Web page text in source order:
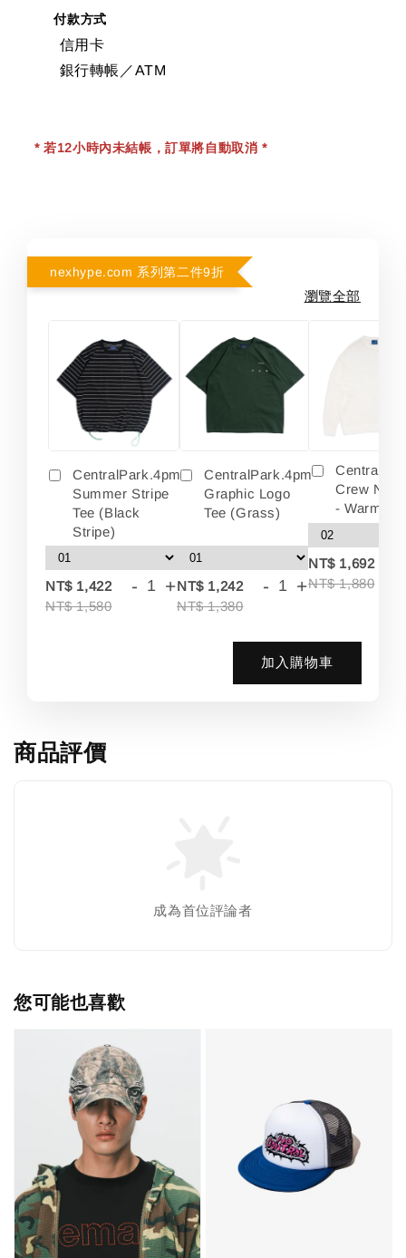
付款方式
信用卡
銀行轉帳／ATM
* 若12小時內未結帳，訂單將自動取消 *
nexhype.com 系列第二件9折
瀏覽全部
CentralPark.4pm
Summer Stripe
Tee (Black
Stripe)
NT$ 1,422
NT$ 1,580
- +
CentralPark.4pm
Graphic Logo
Tee (Grass)
NT$ 1,242
NT$ 1,380
- +
Crew
- Warm
NT$ 1,692
NT$ 1,880
加入購物車
商品評價
成為首位評論者
您可能也喜歡